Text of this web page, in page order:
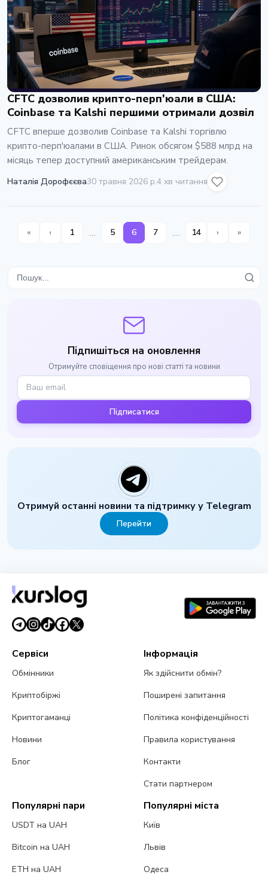
CFTC дозволив крипто-перп'юали в США:
Coinbase та Kalshi першими отримали дозвіл
CFTC вперше дозволив Coinbase та Kalshi торгівлю
крипто-перп'юалами в США. Ринок обсягом $588 млрд на
місяць тепер доступний американським трейдерам.
Наталія Дорофєєва30 травня 2026 р.4 хв читання
Підпишіться на оновлення
Отримуйте сповіщення про нові статті та новини
Підписатися
Отримуй останні новини та підтримку у Telegram
Перейти
« ‹ 1 … 5 6 7 … 14 › »
Сервіси
Обмінники
Криптобіржі
Криптогаманці
Новини
Блог
Інформація
Як здійснити обмін?
Поширені запитання
Політика конфіденційності
Правила користування
Контакти
Стати партнером
Популярні пари
USDT на UAH
Bitcoin на UAH
ETH на UAH
Популярні міста
Київ
Львів
Одеса